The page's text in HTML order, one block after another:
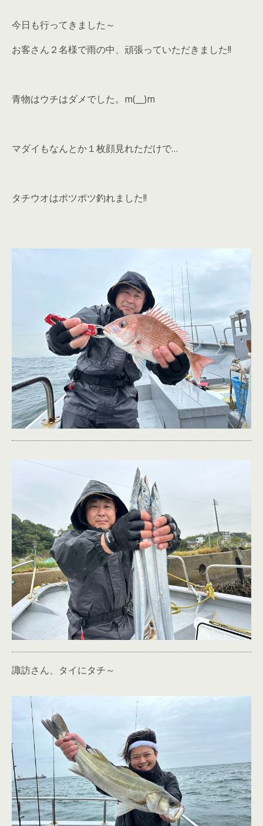
今日も行ってきました～
お客さん２名様で雨の中、頑張っていただきました!!
青物はウチはダメでした。m(__)m
マダイもなんとか１枚顔見れただけで…
タチウオはポツポツ釣れました!!
諏訪さん、タイにタチ～